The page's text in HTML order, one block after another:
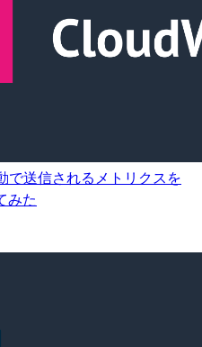
で送信されるメトリクスを
みた